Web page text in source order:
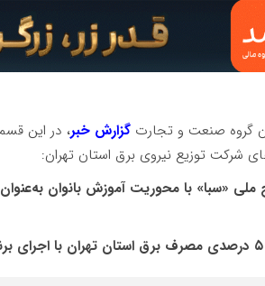
گروه صنعت و تجارتگزارش خبر، در این
شرکت توزیع نیروی برق استان تهران: